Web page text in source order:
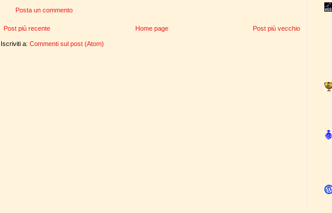
Posta un commento
Post più recente Post più vecchio
Home page
Iscriviti a: Commenti sul post (Atom)